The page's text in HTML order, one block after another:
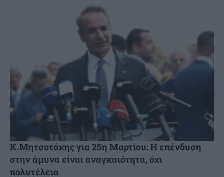
Κ.Μητσοτάκης για 25η Μαρτίου: Η επένδυση
στην άμυνα είναι αναγκαιότητα, όχι
πολυτέλεια